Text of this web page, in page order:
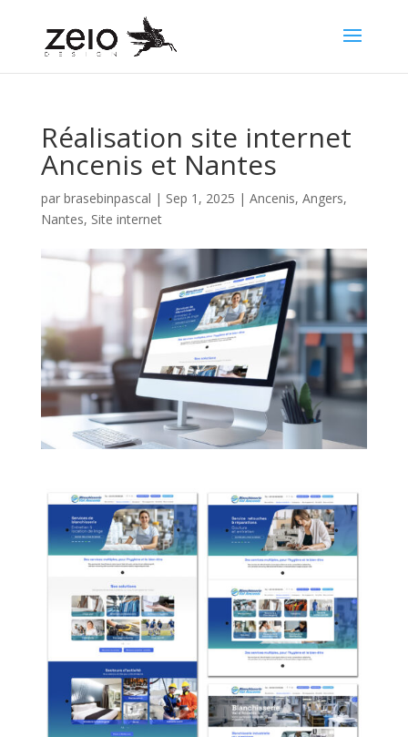
Réalisation site internet
Ancenis et Nantes
par brasebinpascal | Sep 1, 2025 | Ancenis, Angers,
Nantes, Site internet